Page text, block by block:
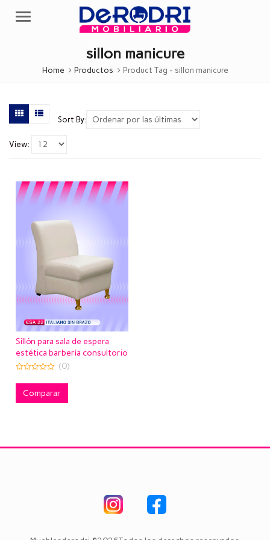
Menu
sillon manicure
Home Productos Product Tag - sillon manicure
Sort By:
View:
Sillón para sala de espera
estética barbería consultorio
Italiano sin brazo
out
(0)
Comparar